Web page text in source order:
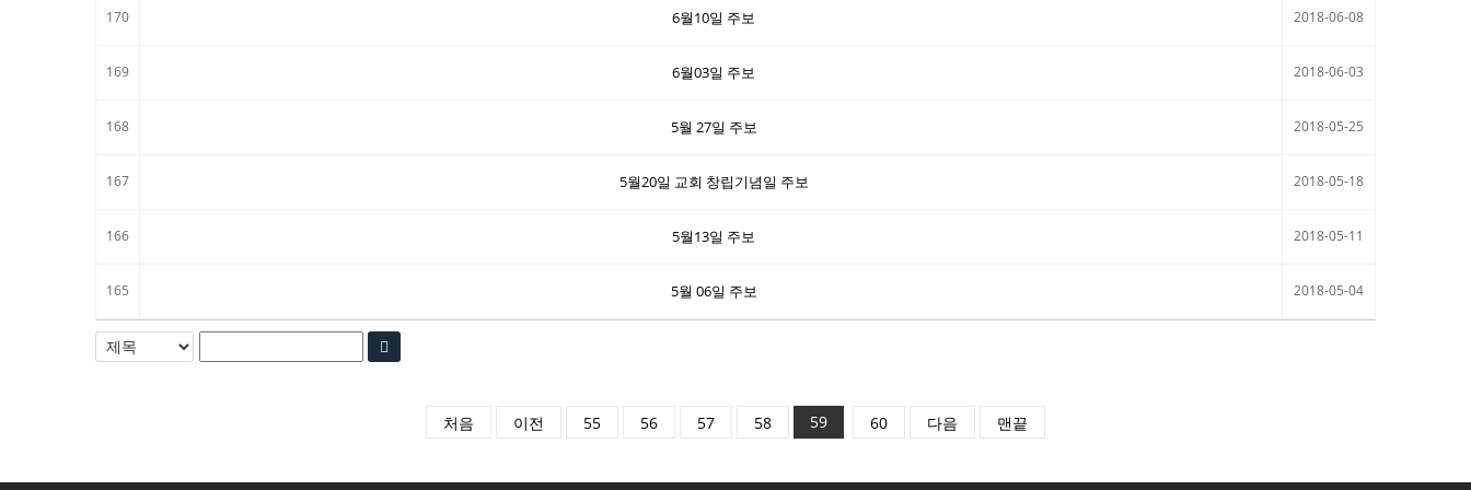
170 6월10일 주보 2018-06-08
169 6월03일 주보 2018-06-03
168 5월 27일 주보 2018-05-25
167 5월20일 교회 창립기념일 주보 2018-05-18
166 5월13일 주보 2018-05-11
165 5월 06일 주보 2018-05-04
처음 이전 55 56 57 58 59 60 다음 맨끝